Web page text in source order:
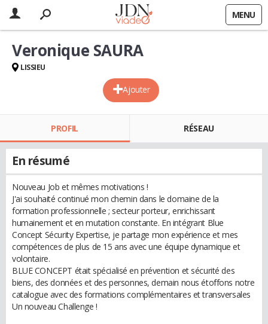
MENU
Ajouter
Veronique SAURA
LISSIEU
PROFIL RÉSEAU
En résumé
Nouveau Job et mêmes motivations !
J'ai souhaité continué mon chemin dans le domaine de la
formation professionnelle ; secteur porteur, enrichissant
humainement et en mutation constante. En intégrant Blue
Concept Sécurity Expertise, je partage mon expérience et mes
compétences de plus de 15 ans avec une équipe dynamique et
volontaire.
BLUE CONCEPT était spécialisé en prévention et sécurité des
biens, des données et des personnes, demain nous étoffons notre
catalogue avec des formations complémentaires et transversales
Un nouveau Challenge !